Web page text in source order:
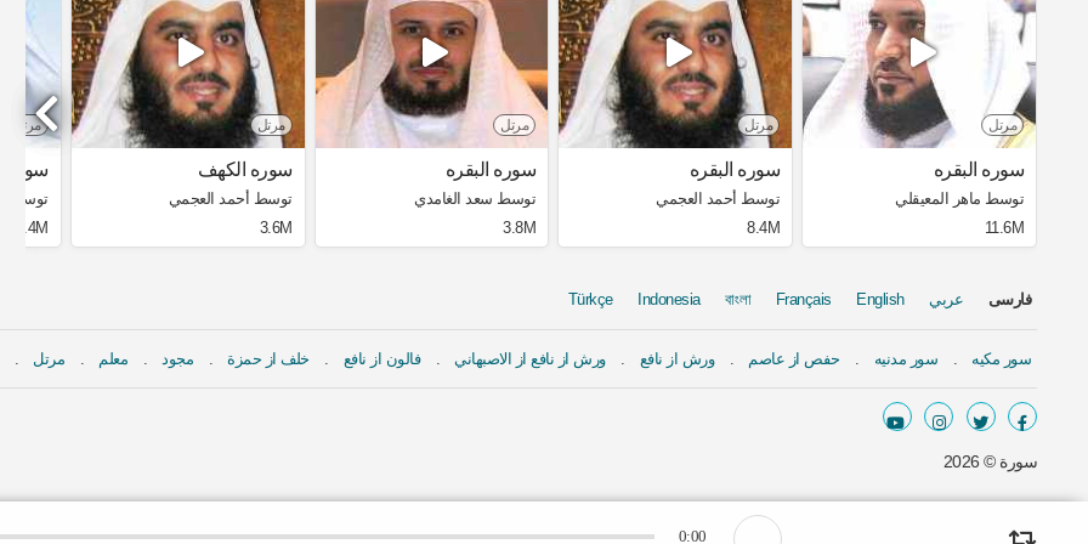
مرتل
سوره البقره
توسط ماهر المعيقلي
11.6M
مرتل
سوره البقره
توسط أحمد العجمي
8.4M
مرتل
سوره البقره
توسط سعد الغامدي
3.8M
مرتل
سوره الكهف
توسط أحمد العجمي
3.6M
مرتل
سوره
توسط
4.4M
فارسی عربي English
Français
বাংলা
Indonesia
Türkçe
سور مكيه سور مدنيه حفص از عاصم ورش از نافع ورش از نافع از الاصبهاني فالون از نافع خلف از حمزة مجود معلم مرتل
سورة © 2026
0:00